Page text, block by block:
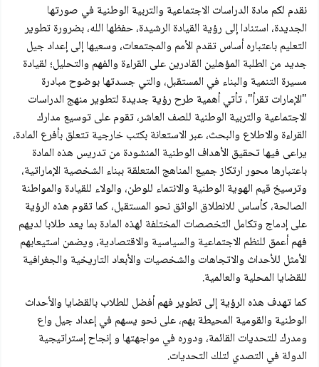
نقدم لكم مادة الدراسات الاجتماعية والتربية الوطنية في صورتها
الجديدة، استنادا إلى رؤية القيادة الرشيدة، حفظها الله، بضرورة تطوير
التعليم باعتباره أساس تقدم الأمم والمجتمعات، وسعيها إلى إعداد جيل
جديد من الطلبة المؤهلين القادرين على القراءة والفهم والتحليل؛ لقيادة
مسيرة التنمية والبناء في المستقبل، والتي جسدتها بوضوح مبادرة
"الإمارات تقرأ"، تأتي أهمية طرح رؤية جديدة لتطوير منهج الدراسات
الاجتماعية والتربية الوطنية للصف العاشر، تقوم على توسيع مدارك
القراءة والاطلاع والبحث، عبر الاستعانة بكتب خارجية تتعلق بأفرع المادة،
يراعی فيها تحقيق الأهداف الوطنية المنشودة من تدريس هذه المادة
باعتبارها محور ارتکاز جميع المناهج المتعلقة ببناء الشخصية الإماراتية،
وترسيخ قيم الهوية الوطنية والانتماء للوطن، والولاء للقيادة والمواطنة
الصالحة، كأساس للانطلاق الواثق نحو المستقبل، كما تقوم هذه الرؤية
على إدماج وتكامل التخصصات المختلفة لهذه المادة بما يعد طلابا لديهم
فهم أعمق للنظم الاجتماعية والسياسية والاقتصادية، ويضمن استيعابهم
الأمثل للأحداث والاتجاهات والشخصيات والأبعاد التاريخية والجغرافية
للقضايا المحلية والعالمية.
كما تهدف هذه الرؤية إلى تطوير فهم أفضل للطلاب بالقضايا والأحداث
الوطنية والقومية المحيطة بهم، على نحو يسهم في إعداد جيل واع
ومدرك للتحديات القائمة، ودوره في مواجهتها و إنجاح إستراتيجية
الدولة في التصدي لتلك التحديات.